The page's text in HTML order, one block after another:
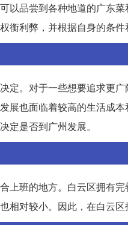
以品尝到各种地道的广东
利弊，并根据自身的条件
定。对于一些想要追求更
展也面临着较高的生活成
定是否到广州发展。
上班的地方。白云区拥有
对较小。因此，在白云区